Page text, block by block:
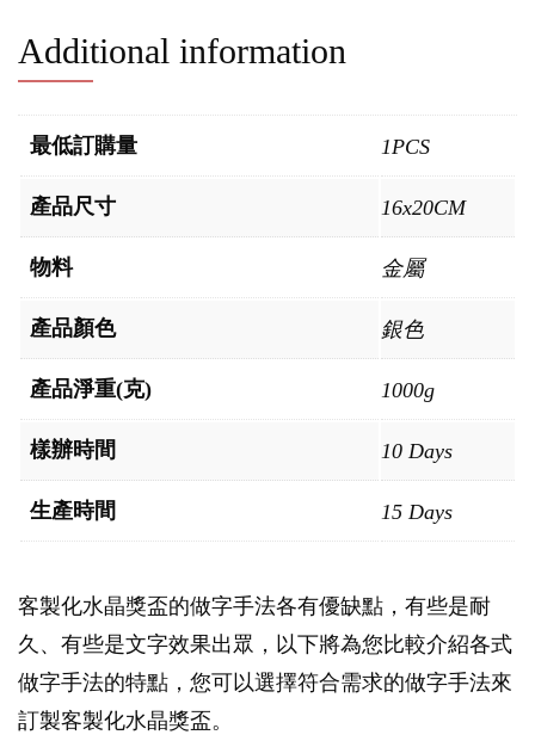
Additional information
最低訂購量 1PCS
產品尺寸 16x20CM
物料 金屬
產品顏色 銀色
產品淨重(克) 1000g
樣辦時間 10 Days
生產時間 15 Days
客製化水晶獎盃的做字手法各有優缺點，有些是耐
久、有些是文字效果出眾，以下將為您比較介紹各式
做字手法的特點，您可以選擇符合需求的做字手法來
訂製客製化水晶獎盃。